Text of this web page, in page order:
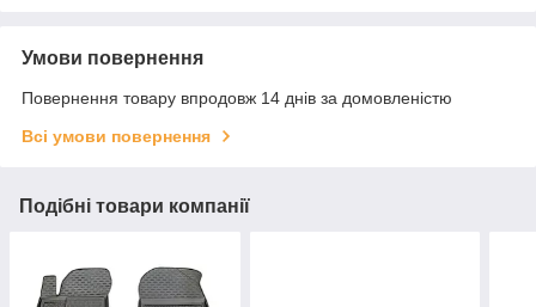
Умови повернення
Повернення товару впродовж 14 днів за домовленістю
Всі умови повернення
Подібні товари компанії